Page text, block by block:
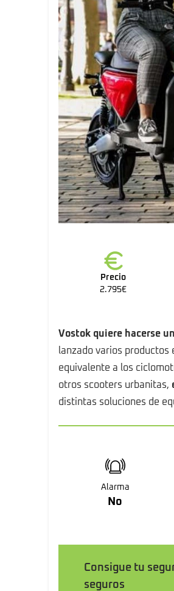
Precio
2.795€
Vostok quiere hacerse
lanzado varios productos
equivalente a los
otros scooters urbanitas,
distintas soluciones de
Alarma
No
Consigue tu
seguros